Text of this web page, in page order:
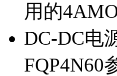
用的
DC-DC电
FQP4N60